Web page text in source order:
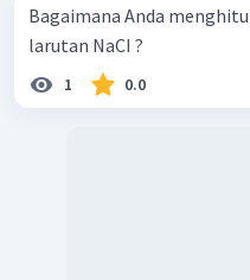
Bagaimana Anda
larutan NaCI ?
1 0.0